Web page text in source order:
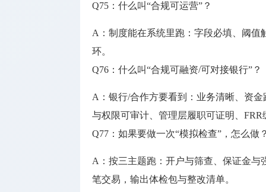
Q75：什么叫“合规可运营”？
A：制度能在系统里跑：字段必填、阈
环。
Q76：什么叫“合规可融资/可对接银行”？
A：银行/合作方要看到：业务清晰、资
与权限可审计、管理层履职可证明、FRR
Q77：如果要做一次“模拟检查”，怎么做
A：按三主题跑：开户与筛查、保证金与
笔交易，输出体检包与整改清单。